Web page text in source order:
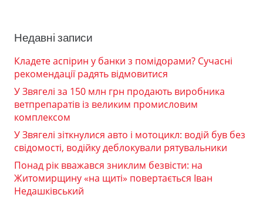
Недавні записи
Кладете аспірин у банки з помідорами? Сучасні
рекомендації радять відмовитися
У Звягелі за 150 млн грн продають виробника
ветпрепаратів із великим промисловим
комплексом
У Звягелі зіткнулися авто і мотоцикл: водій був без
свідомості, водійку деблокували рятувальники
Понад рік вважався зниклим безвісти: на
Житомирщину «на щиті» повертається Іван
Недашківський